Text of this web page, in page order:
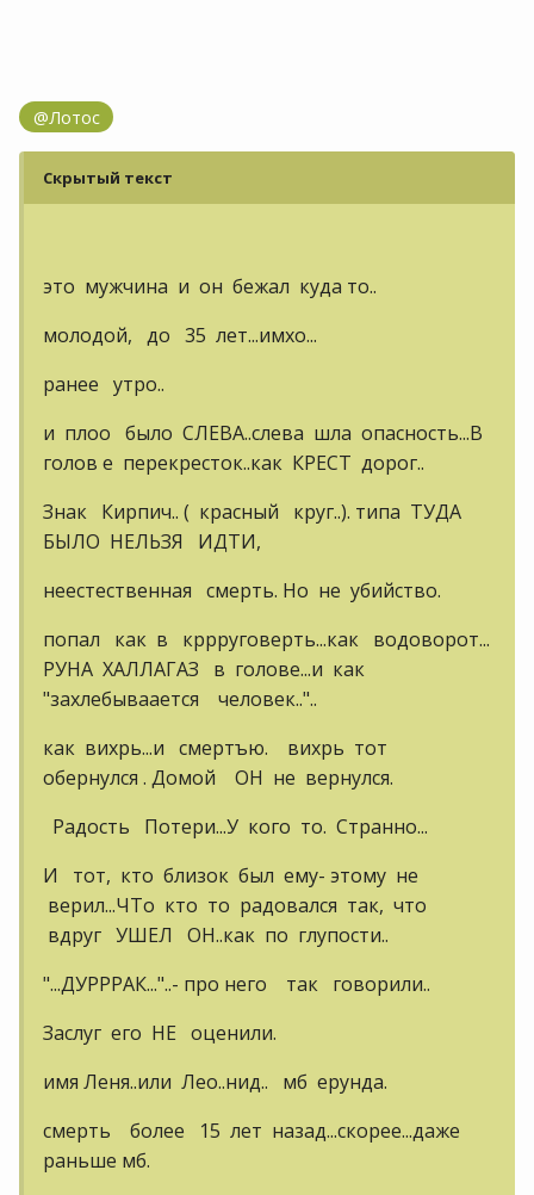
@Лотос
Скрытый текст
это мужчина и он бежал куда то..
молодой, до 35 лет...имхо...
ранее утро..
и плоо было СЛЕВА..слева шла опасность...В
голов е перекресток..как КРЕСТ дорог..
Знак Кирпич.. ( красный круг..). типа ТУДА
БЫЛО НЕЛЬЗЯ ИДТИ,
неестественная смерть. Но не убийство.
попал как в кррруговерть...как водоворот...
РУНА ХАЛЛАГАЗ в голове...и как
"захлебываается человек.."..
как вихрь...и смертъю. вихрь тот
обернулся . Домой ОН не вернулся.
Радость Потери...У кого то. Странно...
И тот, кто близок был ему- этому не
верил...ЧТо кто то радовался так, что
вдруг УШЕЛ ОН..как по глупости..
"...ДУРРРАК..."..- про него так говорили..
Заслуг его НЕ оценили.
имя Леня..или Лео..нид.. мб ерунда.
смерть более 15 лет назад...скорее...даже
раньше мб.